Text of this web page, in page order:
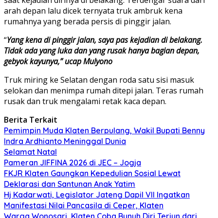
arah depan lalu dicek ternyata truk ambruk kena
rumahnya yang berada persis di pinggir jalan.
“Yang kena di pinggir jalan, saya pas kejadian di belakang.
Tidak ada yang luka dan yang rusak hanya bagian depan,
gebyok kayunya,” ucap Mulyono
Truk miring ke Selatan dengan roda satu sisi masuk
selokan dan menimpa rumah ditepi jalan. Teras rumah
rusak dan truk mengalami retak kaca depan.
Berita Terkait
Pemimpin Muda Klaten Berpulang, Wakil Bupati Benny
Indra Ardhianto Meninggal Dunia
Selamat Natal
Pameran JIFFINA 2026 di JEC – Jogja
FKJR Klaten Gaungkan Kepedulian Sosial Lewat
Deklarasi dan Santunan Anak Yatim
Hj Kadarwati, Legislator Jateng Dapil VII Ingatkan
Manifestasi Nilai Pancasila di Ceper, Klaten
Warga Wonosari, Klaten Coba Bunuh Diri Terjun dari